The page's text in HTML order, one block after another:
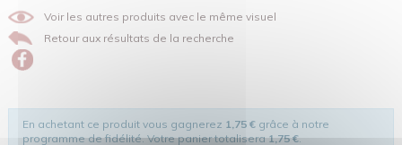
Voir les autres produits avec le même visuel
Retour aux résultats de la recherche
En achetant ce produit vous gagnerez 1,75 € grâce à notre
programme de fidélité. Votre panier totalisera1,75 €.